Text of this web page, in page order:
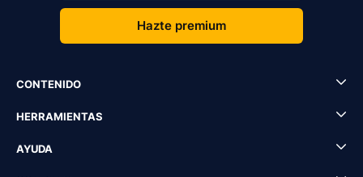
Hazte premium
CONTENIDO
HERRAMIENTAS
AYUDA